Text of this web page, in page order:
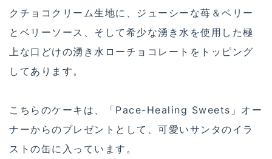
クチョコクリーム生地に、ジューシーな苺＆ベリー
とベリーソース、そして希少な湧き水を使用した極
上な口どけの湧き水ローチョコレートをトッピング
してあります。
こちらのケーキは、「Pace-Healing Sweets」オー
ナーからのプレゼントとして、可愛いサンタのイラ
ストの缶に入っています。